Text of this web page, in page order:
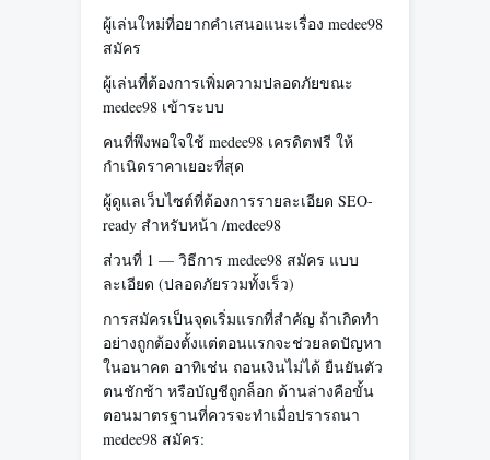
ผู้เล่นใหม่ที่อยากคำเสนอแนะเรื่อง medee98
สมัคร
ผู้เล่นที่ต้องการเพิ่มความปลอดภัยขณะ
medee98 เข้าระบบ
คนที่พึงพอใจใช้ medee98 เครดิตฟรี ให้
กำเนิดราคาเยอะที่สุด
ผู้ดูแลเว็บไซต์ที่ต้องการรายละเอียด SEO-
ready สำหรับหน้า /medee98
ส่วนที่ 1 — วิธีการ medee98 สมัคร แบบ
ละเอียด (ปลอดภัยรวมทั้งเร็ว)
การสมัครเป็นจุดเริ่มแรกที่สำคัญ ถ้าเกิดทำ
อย่างถูกต้องตั้งแต่ตอนแรกจะช่วยลดปัญหา
ในอนาคต อาทิเช่น ถอนเงินไม่ได้ ยืนยันตัว
ตนชักช้า หรือบัญชีถูกล็อก ด้านล่างคือขั้น
ตอนมาตรฐานที่ควรจะทำเมื่อปรารถนา
medee98 สมัคร: